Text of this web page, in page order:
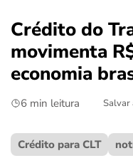
crédito fácil
Crédito do
movimenta
economia
6 min leitura
Crédito para CLT